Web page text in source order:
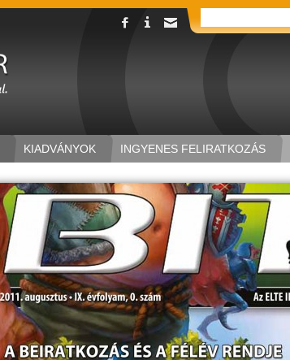
INGYENES FELIRATKOZÁS
KIADVÁNYOK